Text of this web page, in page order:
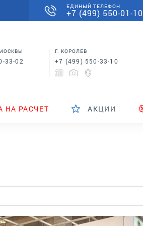
ЕДИНЫЙ ТЕЛЕФОН
+7 (499) 550-01-10
33-02
Г. КОРОЛЕВ
+7 (499) 550-33-10
НА РАСЧЕТ АКЦИИ